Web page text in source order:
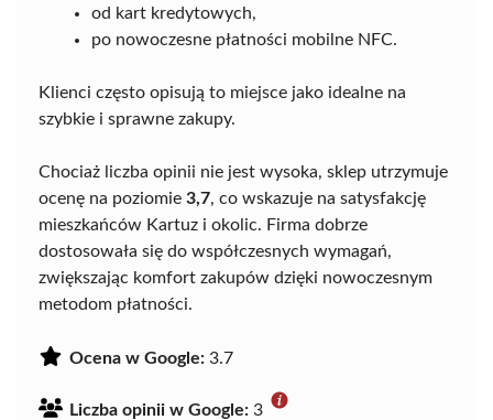
od kart kredytowych,
po nowoczesne płatności mobilne NFC.
Klienci często opisują to miejsce jako idealne na
szybkie i sprawne zakupy.
Chociaż liczba opinii nie jest wysoka, sklep utrzymuje
ocenę na poziomie 3,7, co wskazuje na satysfakcję
mieszkańców Kartuz i okolic. Firma dobrze
dostosowała się do współczesnych wymagań,
zwiększając komfort zakupów dzięki nowoczesnym
metodom płatności.
Ocena w Google: 3.7
Liczba opinii w Google: 3